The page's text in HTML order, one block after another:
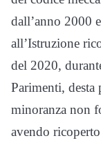
dall’anno 2000
all’Istruzione
del 2020,
Parimenti, desta
minoranza non
avendo